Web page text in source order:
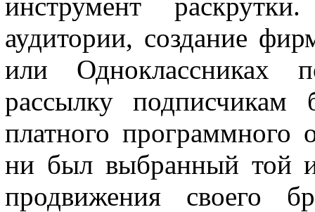
аудитории, создание
или Одноклассниках
рассылку подписчикам
платного программного
ни был выбранный той
продвижения своего